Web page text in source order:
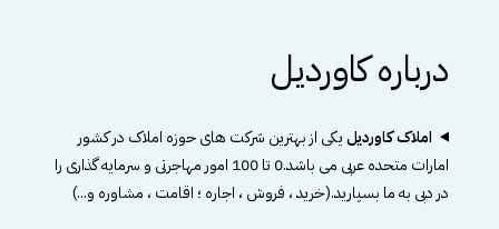
درباره کاوردیل
املاک کاوردیلیکی از بهترین شرکت های حوزه املاک در کشور
امارات متحده عربی می باشد.0 تا 100 امور مهاجرتی و سرمایه گذاری را
در دبی به ما بسپارید.(خرید ، فروش ، اجاره ؛ اقامت ، مشاوره و...)